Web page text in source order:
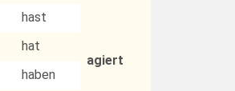
agiert
hast
hat
haben